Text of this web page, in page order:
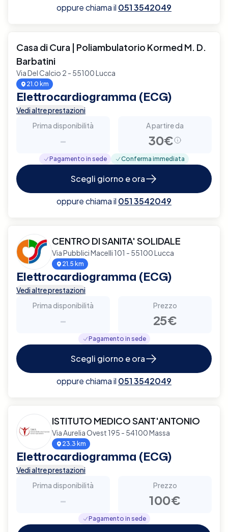
oppure chiama il 051 3542049
Casa di Cura | Poliambulatorio Kormed M. D.
Barbatini
Via Del Calcio 2 - 55100 Lucca
21.0 km
Elettrocardiogramma (ECG)
Vedi altre prestazioni
Prima disponibilità
-
A partire da
30€
Pagamento in sede Conferma immediata
Scegli giorno e ora
oppure chiama il 051 3542049
CENTRO DI SANITA' SOLIDALE
Via Pubblici Macelli 101 - 55100 Lucca
21.5 km
Elettrocardiogramma (ECG)
Vedi altre prestazioni
Prima disponibilità
-
Prezzo
25€
Pagamento in sede
Scegli giorno e ora
oppure chiama il 051 3542049
ISTITUTO MEDICO SANT'ANTONIO
Via Aurelia Ovest 195 - 54100 Massa
23.3 km
Elettrocardiogramma (ECG)
Vedi altre prestazioni
Prima disponibilità
-
Prezzo
100€
Pagamento in sede